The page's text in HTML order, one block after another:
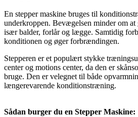
En stepper maskine bruges til
underkroppen. Bevægelsen minder om at
især balder, forlår og lægge. Samtidig
konditionen og øger forbrændingen.
Stepperen er et populært stykke
center og motions center, da den er
bruge. Den er velegnet til både
længerevarende konditionstræning.
Sådan burger du en Stepper Maskine: